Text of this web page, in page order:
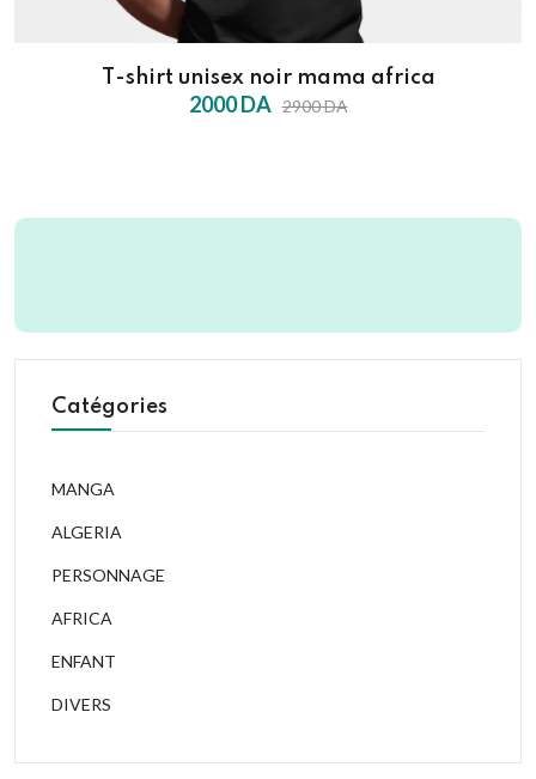
T-shirt unisex noir mama africa
2000 DA 2900 DA
Catégories
MANGA
ALGERIA
PERSONNAGE
AFRICA
ENFANT
DIVERS